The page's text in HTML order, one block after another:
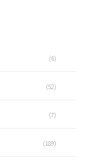
(6)
(52)
(7)
(189)